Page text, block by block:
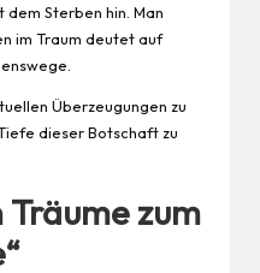
dem Sterben hin. Man
im Traum deutet auf
Überzeugungen zu
dieser Botschaft zu
zum